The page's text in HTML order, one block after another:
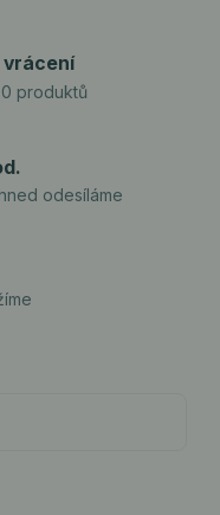
vrácení
produktů
odesíláme